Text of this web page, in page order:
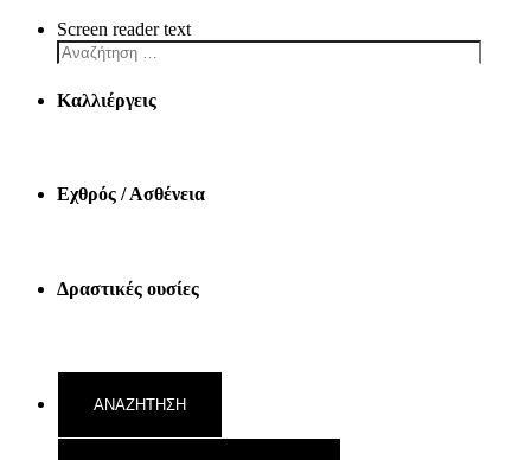
Screen reader text
Καλλιέργεις
Εχθρός / Ασθένεια
Δραστικές ουσίες